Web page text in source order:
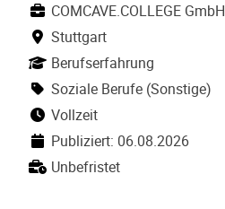
COMCAVE.COLLEGE GmbH
Stuttgart
Berufserfahrung
Soziale Berufe (Sonstige)
Vollzeit
Publiziert: 06.08.2026
Unbefristet